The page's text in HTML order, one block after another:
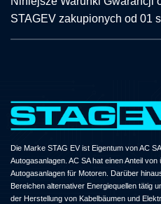
STAGEV zakupionych od 01
Die Marke STAG EV ist Eigentum von AC
Autogasanlagen. AC SA hat einen Anteil
Autogasanlagen für Motoren. Darüber
Bereichen alternativer Energiequellen tätig
der Herstellung von Kabelbäumen und